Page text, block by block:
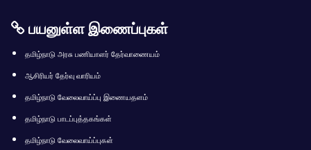
பயனுள்ள இணைப்புகள்
தமிழ்நாடு அரசு பணியாளர் தேர்வாணையம்
ஆசிரியர் தேர்வு வாரியம்
தமிழ்நாடு வேலைவாய்ப்பு இணையதளம்
தமிழ்நாடு பாடப்புத்தகங்கள்
தமிழ்நாடு வேலைவாய்ப்புகள்